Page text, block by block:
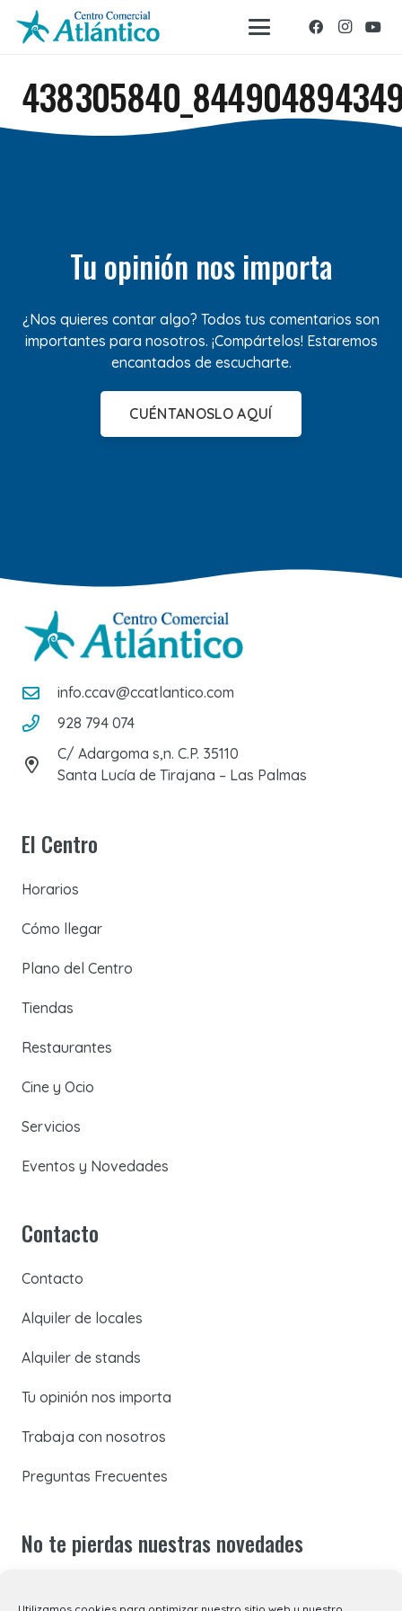
Tu opinión nos importa
¿Nos quieres contar algo? Todos tus comentarios son
importantes para nosotros. ¡Compártelos! Estaremos
encantados de escucharte.
CUÉNTANOSLO AQUÍ
info.ccav@ccatlantico.com
928 794 074
C/ Adargoma s,n. C.P. 35110
Santa Lucía de Tirajana – Las Palmas
El Centro
Horarios
Cómo llegar
Plano del Centro
Tiendas
Restaurantes
Cine y Ocio
Servicios
Eventos y Novedades
Contacto
Contacto
Alquiler de locales
Alquiler de stands
Tu opinión nos importa
Trabaja con nosotros
Preguntas Frecuentes
No te pierdas nuestras novedades